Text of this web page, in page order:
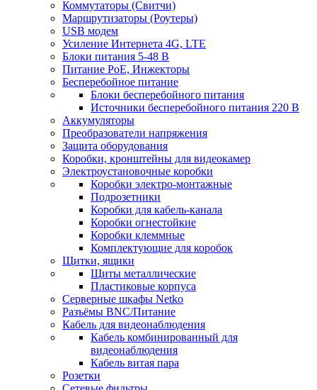
Коммутаторы (Свитчи)
Маршрутизаторы (Роутеры)
USB модем
Усиление Интернета 4G, LTE
Блоки питания 5-48 В
Питание PoE, Инжекторы
Бесперебойное питание
Блоки бесперебойного питания
Источники бесперебойного питания 220 В
Аккумуляторы
Преобразователи напряжения
Защита оборудования
Коробки, кронштейны для видеокамер
Электроустановочные коробки
Коробки электро-монтажные
Подрозетники
Коробки для кабель-канала
Коробки огнестойкие
Коробки клеммные
Комплектующие для коробок
Щитки, ящики
Щиты металлические
Пластиковые корпуса
Серверные шкафы Netko
Разъёмы BNC/Питание
Кабель для видеонаблюдения
Кабель комбинированный для
видеонаблюдения
Кабель витая пара
Розетки